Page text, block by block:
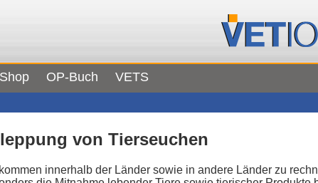
Shop OP-Buch VETS
von Tierseuchen
innerhalb der Länder sowie in andere Länder zu